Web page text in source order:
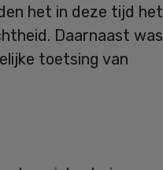
het in deze tijd het
Daarnaast was
toetsing van